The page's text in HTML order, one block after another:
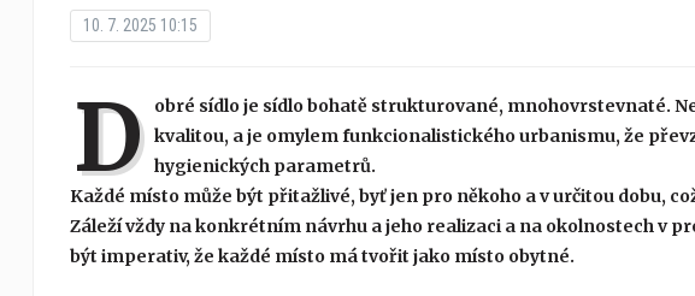
10. 7. 2025 10:15
D
obré sídlo je sídlo bohatě strukturované, mnohovrstevnaté.
kvalitou, a je omylem funkcionalistického urbanismu, že
hygienických parametrů.
Každé místo může být přitažlivé, byť jen pro někoho a v určitou dobu,
Záleží vždy na konkrétním návrhu a jeho realizaci a na okolnostech v
být imperativ, že každé místo má tvořit jako místo obytné.